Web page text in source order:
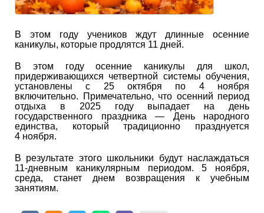
В этом году учеников ждут длинные осенние
каникулы, которые продлятся 11 дней.
В этом году осенние каникулы для школ,
придерживающихся четвертной системы обучения,
установлены с 25 октября по 4 ноября
включительно. Примечательно, что осенний период
отдыха в 2025 году выпадает на день
государственного праздника — День народного
единства, который традиционно празднуется
4 ноября.
В результате этого школьники будут наслаждаться
11-дневным каникулярным периодом. 5 ноября,
среда, станет днем возвращения к учебным
занятиям.